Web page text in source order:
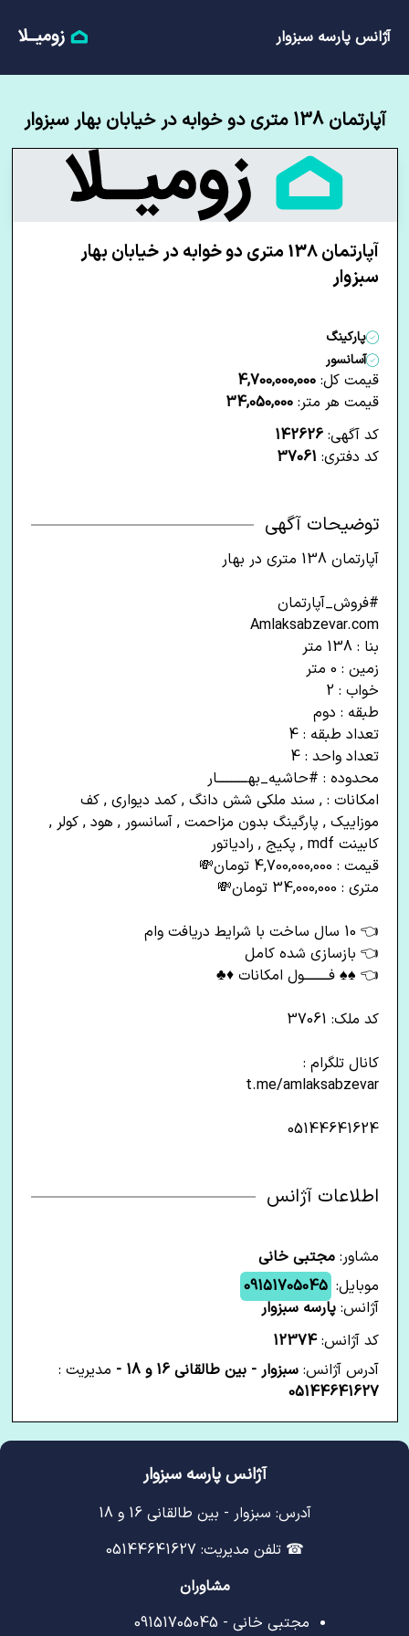
آژانس پارسه سبزوار
آپارتمان 138 متری دو خوابه در خیابان بهار سبزوار
آپارتمان 138 متری دو خوابه در خیابان بهار
سبزوار
پارکینگ
آسانسور
قیمت کل:4,700,000,000
قیمت هر متر:34,050,000
کد آگهی:142626
کد دفتری: 37061
توضیحات آگهی
آپارتمان 138 متری در بهار
#فروش_آپارتمان
Amlaksabzevar.com
بنا : 138 متر
زمین : 0 متر
خواب : 2
طبقه : دوم
تعداد طبقه : 4
تعداد واحد : 4
محدوده : #حاشیه_بهـــــــــــار
امکانات : , سند ملکی شش دانگ , کمد دیواری , کف
موزاییک , پارگینگ بدون مزاحمت , آسانسور , هود , کولر ,
کابینت mdf , پکیج , رادیاتور
قیمت : 4,700,000,000 تومان💸
متری : 34,000,000 تومان💸
👈 10 سال ساخت با شرایط دریافت وام
👈 بازسازی شده کامل
👈 ♠♠ فـــــــــول امکانات ♦♣
کد ملک: 37061
کانال تلگرام :
t.me/amlaksabzevar
05144641624
اطلاعات آژانس
مشاور:مجتبی خانی
موبایل: 09151705045
آژانس:پارسه سبزوار
کد آژانس:12374
آدرس آژانس:سبزوار - بین طالقانی 16 و 18 -
مدیریت :
05144641627
آژانس پارسه سبزوار
آدرس: سبزوار - بین طالقانی 16 و 18
☎ تلفن مدیریت: 05144641627
مشاوران
مجتبی خانی - 09151705045